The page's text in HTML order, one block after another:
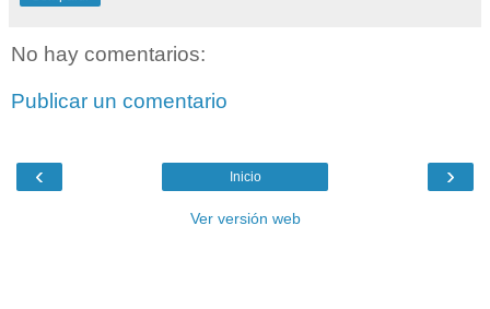
No hay comentarios:
Publicar un comentario
‹ ›
Inicio
Ver versión web